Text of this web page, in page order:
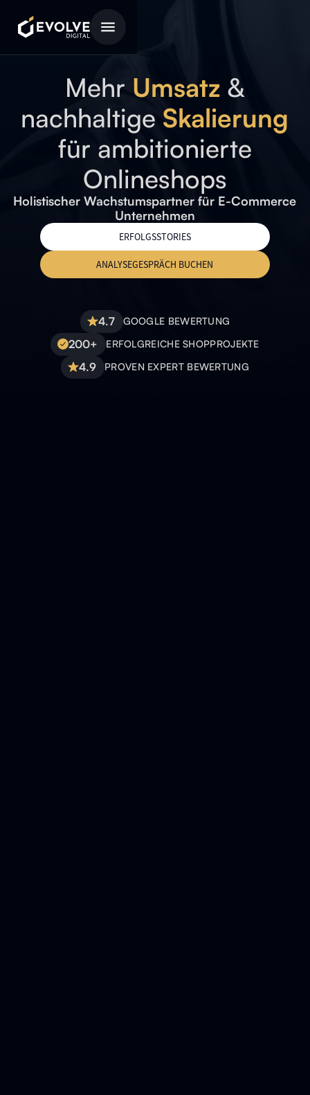
Mehr Umsatz &
nachhaltige Skalierung
für ambitionierte
Onlineshops
Holistischer Wachstumspartner für E-Commerce
Unternehmen
ERFOLGSSTORIES
ANALYSEGESPRÄCH BUCHEN
4.7 GOOGLE BEWERTUNG
200+ ERFOLGREICHE SHOPPROJEKTE
4.9 PROVEN EXPERT BEWERTUNG